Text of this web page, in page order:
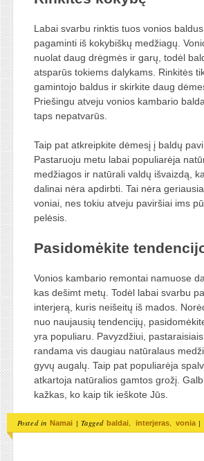
Labai svarbu rinktis tuos vonios
pagaminti iš kokybiškų medžiagų.
nuolat daug drėgmės ir garų, todėl
atsparūs tokiems dalykams. Rinkitės
gamintojo baldus ir skirkite daug
Priešingu atveju vonios kambario
taps nepatvarūs.
Taip pat atkreipkite dėmesį į baldų
Pastaruoju metu labai populiarėja
medžiagos ir natūrali valdų išvaizdą,
dalinai nėra apdirbti. Tai nėra
voniai, nes tokiu atveju paviršiai ims
pelėsis.
Pasidomėkite
Vonios kambario remontai namuose
kas dešimt metų. Todėl labai svarbu
interjerą, kuris neišeitų iš mados.
nuo naujausių tendencijų,
yra populiaru. Pavyzdžiui,
randama vis daugiau natūralaus
gyvų augalų. Taip pat populiarėja
atkartoja natūralios gamtos grožį.
kažkas, ko kaip tik ieškote Jūs.
Posted in Namai | Tagged baldai, interjeras, vonia |